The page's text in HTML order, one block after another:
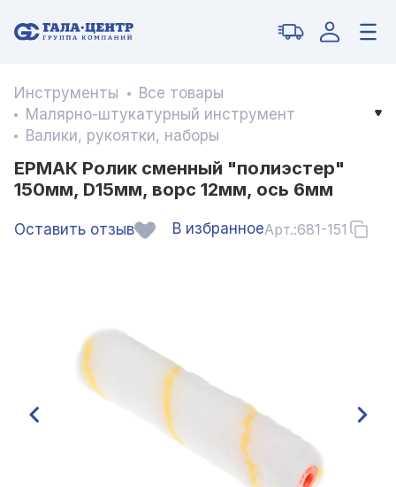
Инструменты
Все товары
Малярно-штукатурный инструмент
Валики, рукоятки, наборы
ЕРМАК Ролик сменный "полиэстер"
150мм, D15мм, ворс 12мм, ось 6мм
Оставить отзыв В избранноеАрт.:681-151